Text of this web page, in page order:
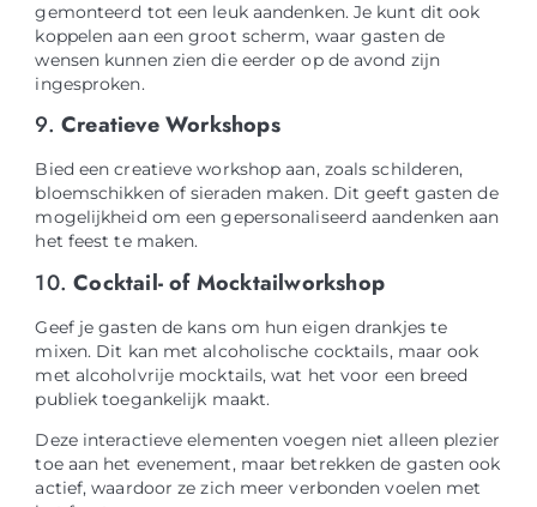
gemonteerd tot een leuk aandenken. Je kunt dit ook
koppelen aan een groot scherm, waar gasten de
wensen kunnen zien die eerder op de avond zijn
ingesproken.
9.Creatieve Workshops
Bied een creatieve workshop aan, zoals schilderen,
bloemschikken of sieraden maken. Dit geeft gasten de
mogelijkheid om een gepersonaliseerd aandenken aan
het feest te maken.
10.Cocktail- of Mocktailworkshop
Geef je gasten de kans om hun eigen drankjes te
mixen. Dit kan met alcoholische cocktails, maar ook
met alcoholvrije mocktails, wat het voor een breed
publiek toegankelijk maakt.
Deze interactieve elementen voegen niet alleen plezier
toe aan het evenement, maar betrekken de gasten ook
actief, waardoor ze zich meer verbonden voelen met